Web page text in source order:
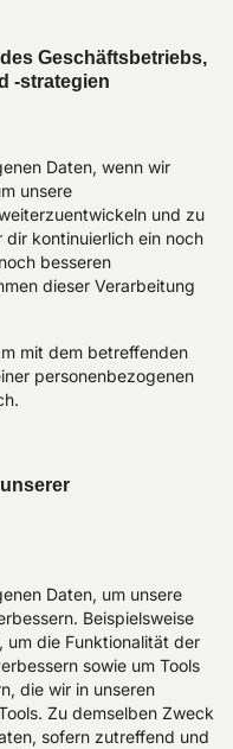
Geschäftsbetriebs,
-strategien
Daten, wenn wir
unsere
und zu
kontinuierlich ein noch
besseren
dieser Verarbeitung
mit dem betreffenden
personenbezogenen
Daten, um unsere
Beispielsweise
um die Funktionalität der
sowie um Tools
die wir in unseren
Zu demselben Zweck
sofern zutreffend und